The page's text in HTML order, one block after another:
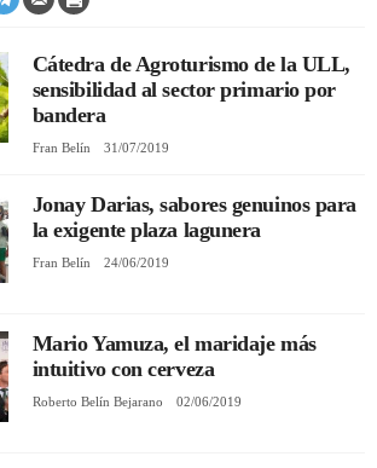
REGISTRO
INICIAR SESIÓN
Cátedra de Agroturismo de la ULL,
sensibilidad al sector primario por
bandera
Fran Belín 31/07/2019
Jonay Darias, sabores genuinos para
la exigente plaza lagunera
Fran Belín 24/06/2019
Mario Yamuza, el maridaje más
intuitivo con cerveza
Roberto Belín Bejarano 02/06/2019